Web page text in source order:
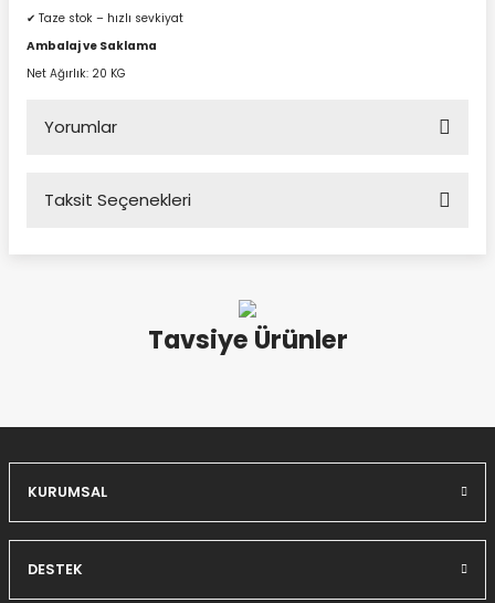
✔ Taze stok – hızlı sevkiyat
Ambalaj ve Saklama
Net Ağırlık: 20 KG
Yorumlar
Yıllardır tercih ettiğim tek yem markası
Kamil Hayta | 08/11/2024
Taksit Seçenekleri
Tavsiye Ürünler
2.900,00 TL
Bravo Sağlık Tohumu - Karışık İçerik 15 Kg (B 109)
SEPETE EKLE
KURUMSAL
DESTEK